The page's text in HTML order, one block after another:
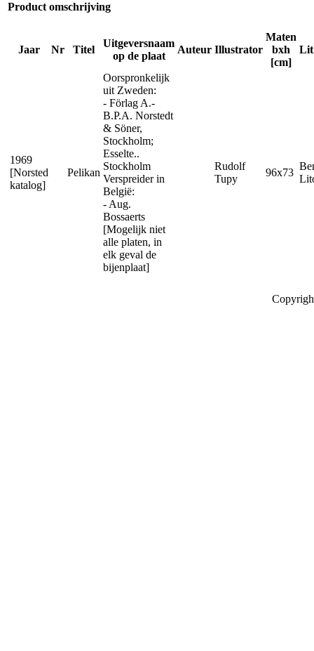
Product omschrijving
Jaar Nr Titel
Uitgeversnaam
op de plaat
Auteur Illustrator
Maten
bxh
[cm]
1969
[Norsted
katalog]
Pelikan
Oorspronkelijk
uit Zweden:
- Förlag A.-
B.P.A. Norstedt
& Söner,
Stockholm;
Esselte..
Stockholm
Verspreider in
België:
- Aug.
Bossaerts
[Mogelijk niet
alle platen, in
elk geval de
bijenplaat]
Rudolf
Tupy
96x73